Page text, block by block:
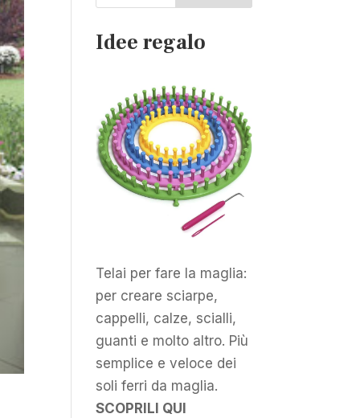
Idee regalo
Telai per fare la maglia:
per creare sciarpe,
cappelli, calze, scialli,
guanti e molto altro. Più
semplice e veloce dei
soli ferri da maglia.
SCOPRILI QUI